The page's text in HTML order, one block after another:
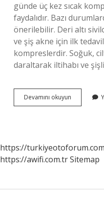
günde üç kez sıcak
faydalıdır. Bazı
önerilebilir. Deri altı
ve şiş akne için ilk
kompreslerdir. Soğuk,
daraltarak iltihabı ve
Devamını okuyun
Altı
https://turkiyeotoforum.com
https://awifi.com.trSitemap